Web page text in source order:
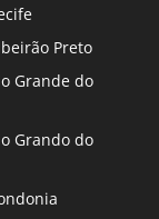
Preto
Grande do
Grando do